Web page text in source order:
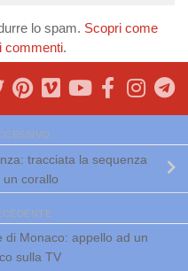
lo spam. Scopri come
commenti.
tracciata la sequenza
corallo
di Monaco: appello ad un
sulla TV